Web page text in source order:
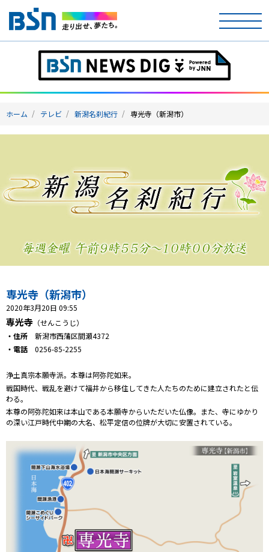
ホーム
テレビ
ラジオ
イベント
ニュース
天気
プレゼント
コンテンツ・アプリ
キッズ
Well-being
ショッピング
会社概要・ビジョン
お問い合わせ
ホーム テレビ 新潟名刹紀行 専光寺（新潟市）
専光寺（新潟市）
2020年3月20日 09:55
専光寺 （せんこうじ）
・住所 新潟市西蒲区間瀬4372
・電話 0256-85-2255
浄土真宗本願寺派。本尊は阿弥陀如来。
戦国時代、戦乱を避けて福井から移住してきた人たちのために建立されたと伝
わる。
本尊の阿弥陀如来は本山である本願寺からいただいた仏像。また、寺にゆかり
の深い江戸時代中期の大名、松平定信の位牌が大切に安置されている。